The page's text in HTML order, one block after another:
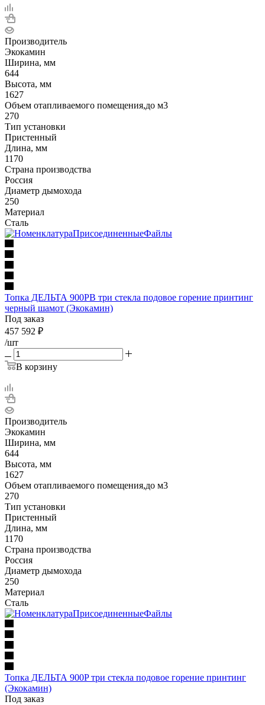
Производитель
Экокамин
Ширина, мм
644
Высота, мм
1627
Объем отапливаемого помещения,до м3
270
Тип установки
Пристенный
Длина, мм
1170
Страна производства
Россия
Диаметр дымохода
250
Материал
Сталь
Топка ДЕЛЬТА 900PB три стекла подовое горение принтинг
черный шамот (Экокамин)
Под заказ
457 592 ₽
/шт
В корзину
Производитель
Экокамин
Ширина, мм
644
Высота, мм
1627
Объем отапливаемого помещения,до м3
270
Тип установки
Пристенный
Длина, мм
1170
Страна производства
Россия
Диаметр дымохода
250
Материал
Сталь
Топка ДЕЛЬТА 900P три стекла подовое горение принтинг
(Экокамин)
Под заказ